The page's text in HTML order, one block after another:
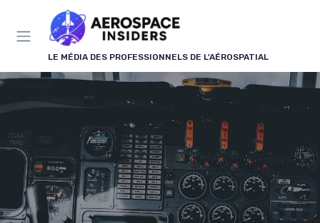
LE MÉDIA DES PROFESSIONNELS DE L'AÉROSPATIAL
Panneau de gestion des cookies